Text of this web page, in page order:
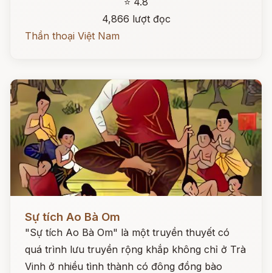
4,866 lượt đọc
Thần thoại Việt Nam
Sự tích Ao Bà Om
"Sự tích Ao Bà Om" là một truyền thuyết có
quá trình lưu truyền rộng khắp không chỉ ở Trà
Vinh ở nhiều tình thành có đông đồng bào